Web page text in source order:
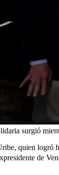
surgió
quien logró
de